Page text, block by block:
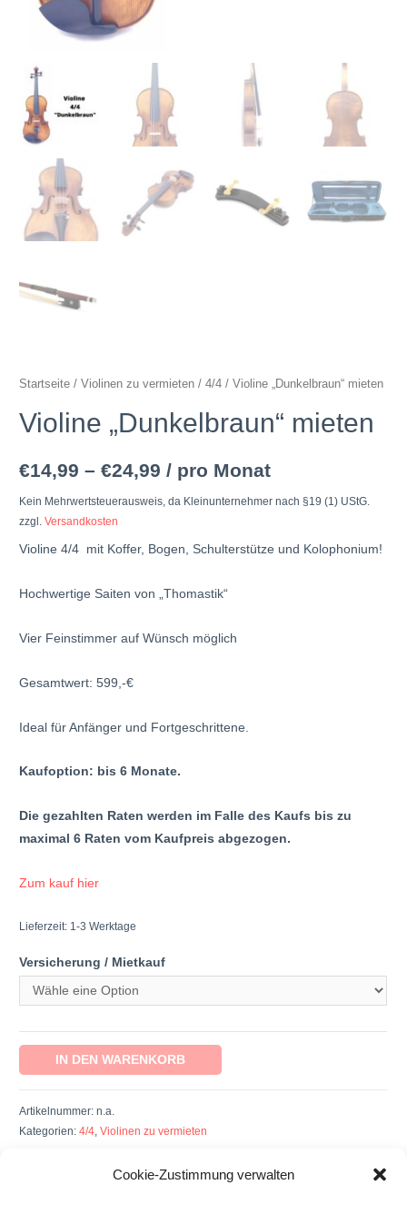
Cookie-Zustimmung verwalten
Startseite /Violinen zu vermieten /4/4 / Violine „Dunkelbraun“ mieten
Violine „Dunkelbraun“ mieten
€14,99 –€24,99 / pro Monat
Kein Mehrwertsteuerausweis, da Kleinunternehmer nach §19 (1) UStG.
zzgl.Versandkosten
Violine 4/4 mit Koffer, Bogen, Schulterstütze und Kolophonium!
Hochwertige Saiten von „Thomastik“
Vier Feinstimmer auf Wünsch möglich
Gesamtwert: 599,-€
Ideal für Anfänger und Fortgeschrittene.
Kaufoption: bis 6 Monate.
Die gezahlten Raten werden im Falle des Kaufs bis zu
maximal 6 Raten vom Kaufpreis abgezogen.
Zum kauf hier
Lieferzeit: 1-3 Werktage
Versicherung / Mietkauf
IN DEN WARENKORB
Artikelnummer:n.a.
Kategorien:4/4,Violinen zu vermieten